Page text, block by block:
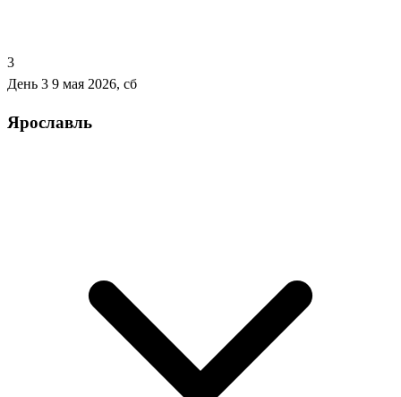
3
День 3 9 мая 2026, сб
Ярославль